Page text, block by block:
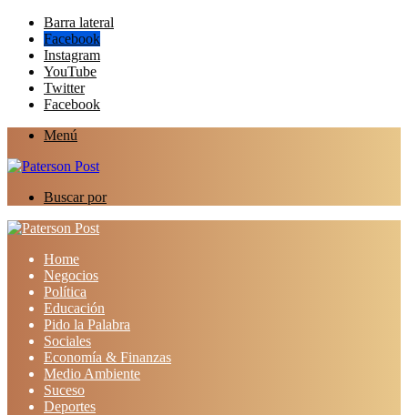
Barra lateral
Facebook
Instagram
YouTube
Twitter
Facebook
Menú
Buscar por
Home
Negocios
Política
Educación
Pido la Palabra
Sociales
Economía & Finanzas
Medio Ambiente
Suceso
Deportes